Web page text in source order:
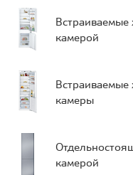
камерой
камеры
камерой